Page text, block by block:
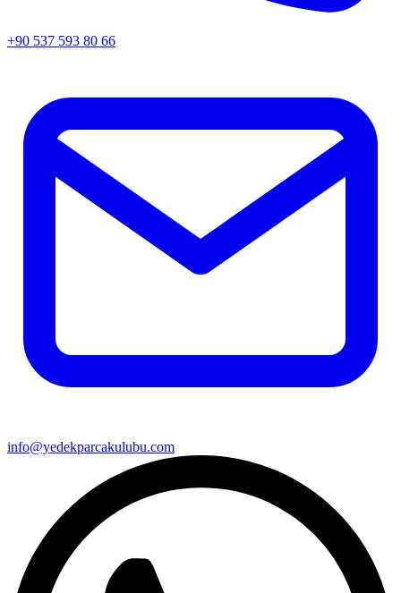
+90 537 593 80 66
info@yedekparcakulubu.com